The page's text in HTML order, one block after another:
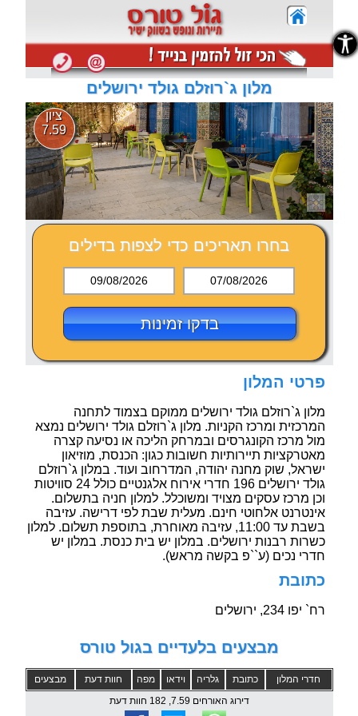
מלון ג`רוזלם גולד ירושלים
ציון
7.59
בחרו תאריכים כדי לצפות בדילים
09/08/2026 07/08/2026
בדקו זמינות
פרטי המלון
מלון ג`רוזלם גולד ירושלים ממוקם בצמוד לתחנה
המרכזית ומרכז הקניות. מלון ג`רוזלם גולד ירושלים נמצא
מול מרכז הקונגרסים ובמרחק הליכה או נסיעה קצרה
מאטרקציות תיירותיות חשובות כגון: הכנסת, מוזיאון
ישראל, שוק מחנה יהודה, המדרחוב ועוד. במלון ג`רוזלם
גולד ירושלים 196 חדרי אירוח אלגנטיים כולל 24 סוויטות
וכן מרכז עסקים מצויד ומשוכלל. למלון חניה בתשלום.
אינטרנט אלחוטי חינם. מעלית שבת לפי דרישה. עזיבה
בשבת עד 11:00, עזיבה מאוחרת, בתוספת תשלום. למלון
כשרות רבנות ירושלים. במלון יש בית כנסת. במלון יש
חדרי נכים (ע``פ בקשה מראש).
כתובת
רח` יפו 234, ירושלים
מבצעים בלעדיים בגול טורס
מבצעים חוות דעת מפה וידאו גלריה כתובת
חדרי המלון
דירוג האורחים 7.59, 182 חוות דעת
נגישות
נגישות